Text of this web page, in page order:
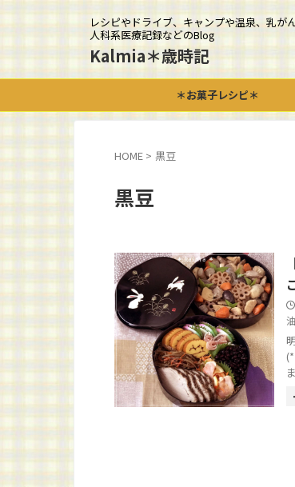
レシピやドライブ、キャンプや温泉、乳が
人科系医療記録などのBlog
Kalmia＊歳時記
＊お菓子レシピ＊
HOME > 黒豆
黒豆